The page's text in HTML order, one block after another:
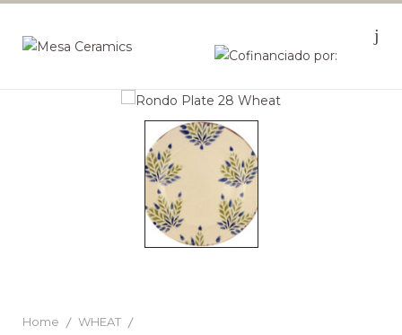
Home
WHEAT